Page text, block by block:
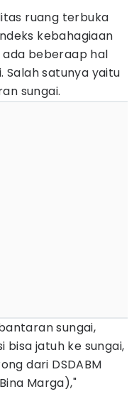
ruang terbuka
kebahagiaan
ada beberaap hal
Salah satunya yaitu
sungai.
sungai,
bisa jatuh ke sungai,
dari DSDABM
Marga),"